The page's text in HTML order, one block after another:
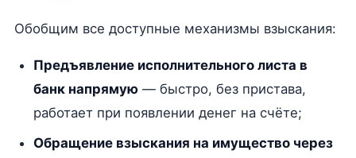
Обобщим все доступные механизмы взыскания:
Предъявление исполнительного листа в
банк напрямую— быстро, без пристава,
работает при появлении денег на счёте;
Обращение взыскания на имущество через